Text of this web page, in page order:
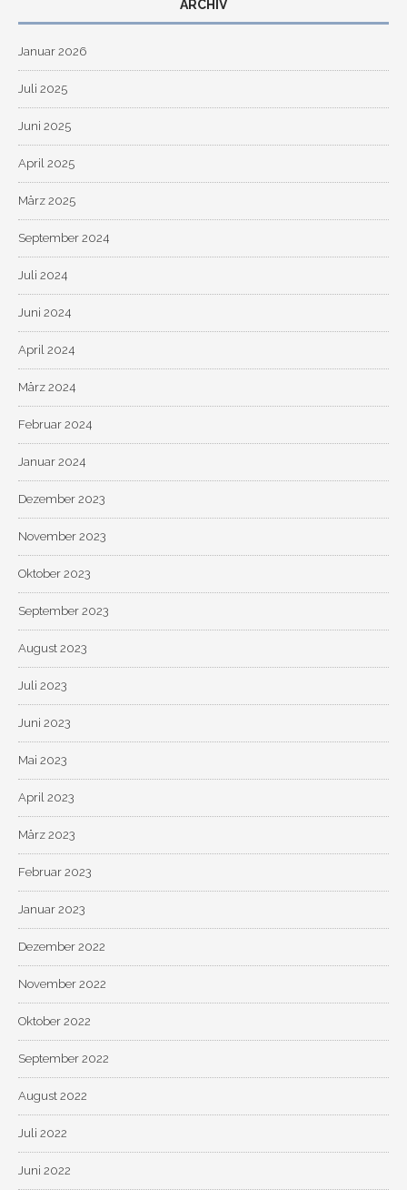
ARCHIV
Januar 2026
Juli 2025
Juni 2025
April 2025
März 2025
September 2024
Juli 2024
Juni 2024
April 2024
März 2024
Februar 2024
Januar 2024
Dezember 2023
November 2023
Oktober 2023
September 2023
August 2023
Juli 2023
Juni 2023
Mai 2023
April 2023
März 2023
Februar 2023
Januar 2023
Dezember 2022
November 2022
Oktober 2022
September 2022
August 2022
Juli 2022
Juni 2022